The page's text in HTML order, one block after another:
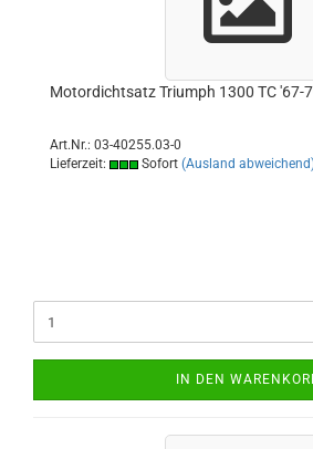
Motordichtsatz Triumph 1300 TC '67-
Art.Nr.: 03-40255.03-0
Lieferzeit:
Sofort (Ausland
IN DEN